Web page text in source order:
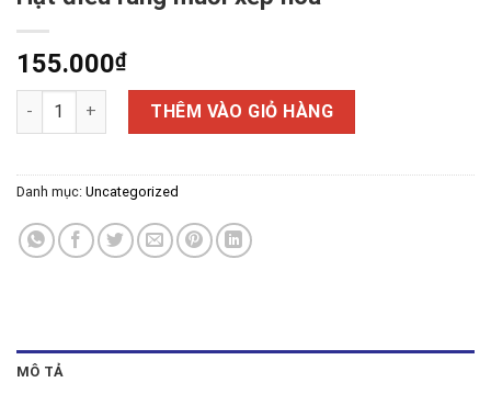
155.000₫
Hạt điều rang muối xếp hoa số lượng
THÊM VÀO GIỎ HÀNG
Danh mục: Uncategorized
MÔ TẢ